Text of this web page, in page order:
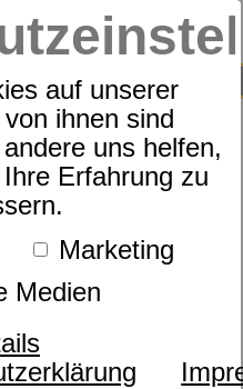
auf unserer
ihnen sind
uns helfen,
Erfahrung zu
Marketing
Medien
SUCHE
0